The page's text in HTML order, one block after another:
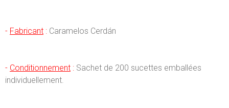
- Fabricant : Caramelos Cerdán
- Conditionnement : Sachet de 200 sucettes emballées
individuellement.